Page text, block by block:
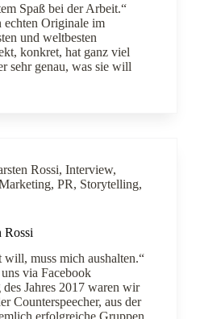
Spaß bei der Arbeit.“
echten Originale im
und weltbesten
konkret, hat ganz viel
sehr genau, was sie will
Rossi, Interview,
, PR, Storytelling,
Rossi
muss mich aushalten.“
via Facebook
Jahres 2017 waren wir
Counterspeecher, aus der